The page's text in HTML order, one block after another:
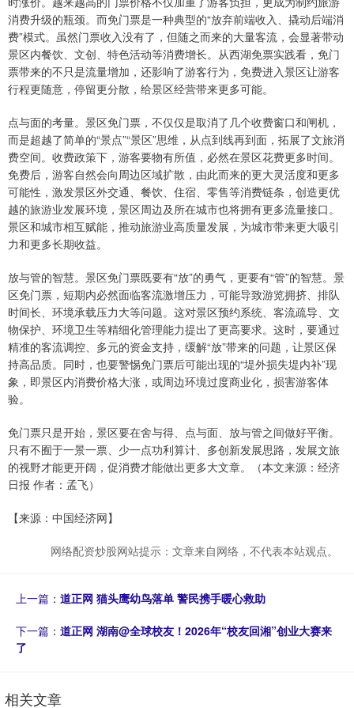
消费升级的瓶颈。而免门票是一种典型的“放弃前端收入、撬动后端消
费”模式。虽然门票收入没有了，但随之而来的大量客流，会显著带动
景区内餐饮、文创、特色活动等消费增长。从西湖免票实践看，免门
票带来的不只是流量增加，还影响了游客行为，免费进入景区让游客
行程更随意，停留更分散，给景区经营带来更多可能。
点与面的考量。景区免门票，不仅仅是取消了几个收费窗口和闸机，
而是超越了简单的“景点”“景区”思维，从点到线再到面，拓展了文旅消
费空间。收费政策下，游客要物有所值，必然在景区花费更多时间。
免费后，游客自然会向周边区域扩散，由此而来的更大灵活度和更多
可能性，激发景区外交通、餐饮、住宿、零售等消费链条，创造更优
越的旅游业发展环境，景区周边及所在城市也将拥有更多流量接口。
景区和城市相互赋能，推动旅游业高质量发展，为城市带来更大吸引
力和更多长期收益。
放与管的智慧。景区免门票既要有“放”的勇气，更要有“管”的智慧。景
区免门票，短期内必然面临客流激增压力，可能导致游览拥挤、排队
时间长、环境承载压力大等问题。这对景区预约系统、客流疏导、文
物保护、环境卫生等精细化管理能力提出了更高要求。这时，要通过
精准的客流调控、多元的资金支持，缓解“放”带来的问题，让景区保
持高品质。同时，也要警惕免门票后可能出现的“堤外损失堤内补”现
象，即景区内消费价格大涨，或周边环境过度商业化，损害游客体
验。
免门票只是开始，景区要在舍与得、点与面、放与管之间做好平衡。
只有不囿于一景一票、少一点功利算计、多创新发展思路，发展文旅
的视野才能更开阔，促消费才能做出更多大文章。（本文来源：经济
日报 作者：孟飞）
【来源：中国经济网】
网络配资炒股网站提示：文章来自网络，不代表本站观点。
上一篇： 道正网 猫头鹰幼鸟落单 警民携手暖心救助
下一篇： 道正网 湖南@全球校友！2026年“校友回湘”创业大赛来
了
相关文章